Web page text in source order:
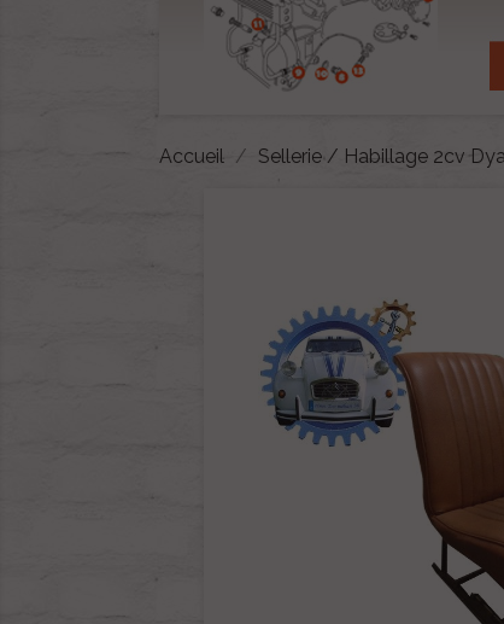
Accueil Sellerie / Habillage 2cv